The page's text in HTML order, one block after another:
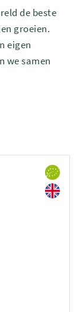
de beste
groeien.
eigen
we samen